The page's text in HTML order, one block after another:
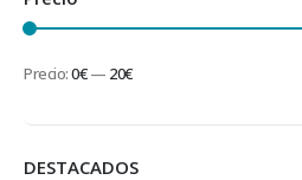
Precio:0€— 20€
DESTACADOS